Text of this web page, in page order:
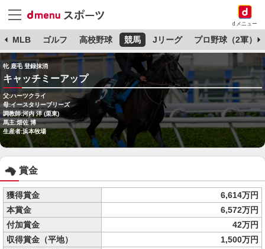
dメニュー
MLB ゴルフ 高校野球 競馬 Jリーグ プロ野球（2軍）
牝 鹿毛 登録抹消
キャッチミーアップ
父:ハーツクライ
母:イースタリーブリーズ
調教師:河内 洋 (栗東)
馬主:畑佐 博
生産者:浜本牧場
賞金
獲得賞金
6,614万円
本賞金
6,572万円
付加賞金
42万円
収得賞金（平地）
1,500万円